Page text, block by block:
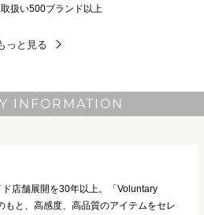
扱い500ブランド以上
っと見る
INFORMATION
店舗展開を30年以上。「Voluntary
もと、高感度、高品質のアイテムをセレ